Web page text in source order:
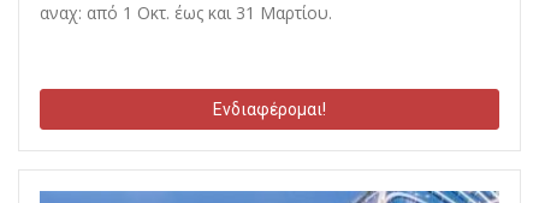
αναχ: από 1 Οκτ. έως και 31 Μαρτίου.
Ενδιαφέρομαι!